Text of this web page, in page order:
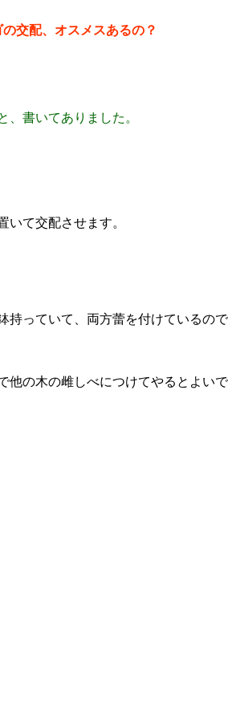
の交配、オスメスあるの？
書いてありました。
て交配させます。
っていて、両方蕾を付けているの
他の木の雌しべにつけてやるとよい